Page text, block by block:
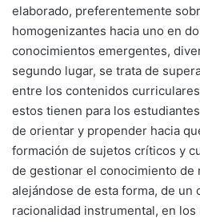
elaborado, preferentemente
homogenizantes hacia uno en
conocimientos emergentes,
segundo lugar, se trata de
entre los contenidos
estos tienen para los
de orientar y propender hacia
formación de sujetos críticos y
de gestionar el conocimiento de
alejándose de esta forma, de
racionalidad instrumental, en